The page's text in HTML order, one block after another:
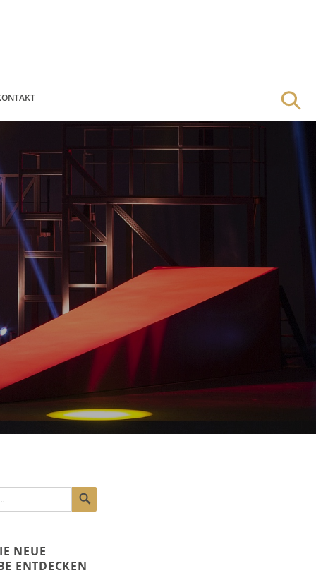
SUCHEN
NEUE
ENTDECKEN